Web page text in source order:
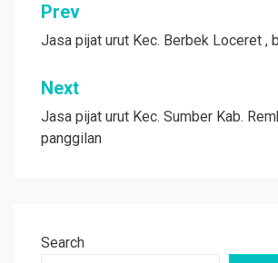
Post
navigation
Prev
Jasa pijat urut Kec. Berbek Loceret ,
Next
Jasa pijat urut Kec. Sumber Kab.
panggilan
Search